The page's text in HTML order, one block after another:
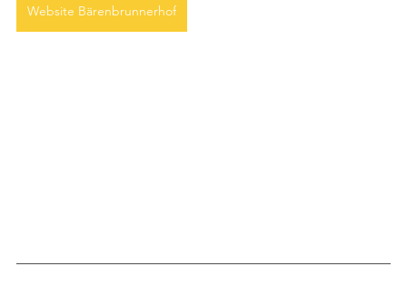
Website Bärenbrunnerhof